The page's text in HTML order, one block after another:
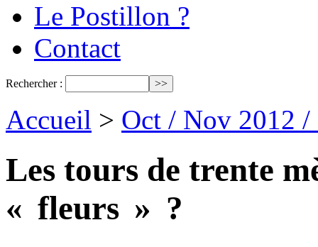
Le Postillon ?
Contact
Rechercher :
Accueil > Oct / Nov 2012 /
Les tours de trente
« fleurs » ?